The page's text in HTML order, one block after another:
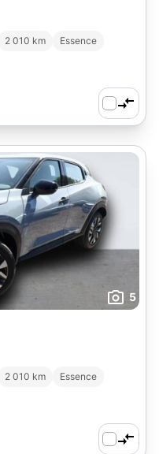
2 010 km
Essence
5
2 010 km
Essence